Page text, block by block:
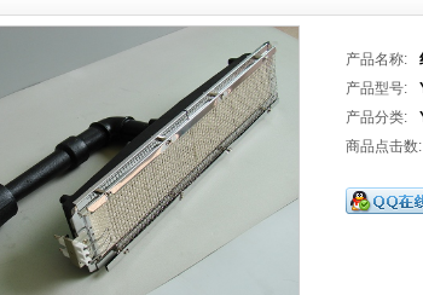
企业文化
进口燃烧器 | 进口燃烧机
喷涂设备
强制气化器
行业新闻
产品名称:
产品型号:
产品分类:
商品点击数: